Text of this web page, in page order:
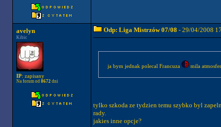
avelyn
Kibic
IP: zapisany
Na forum od 8672dni
Odp: Liga Mistrzów 07/08 - 29/04/2008
ja bym jednak polecal Francuza mila
tylko szkoda ze tydzien temu szybko byl
rady.
jakies inne opcje?